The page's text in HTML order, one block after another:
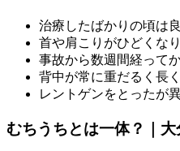
治療したばかりの頃は
首や肩こりがひどくな
事故から数週間経って
背中が常に重だるく長
レントゲンをとったが
むちうちとは一体？｜